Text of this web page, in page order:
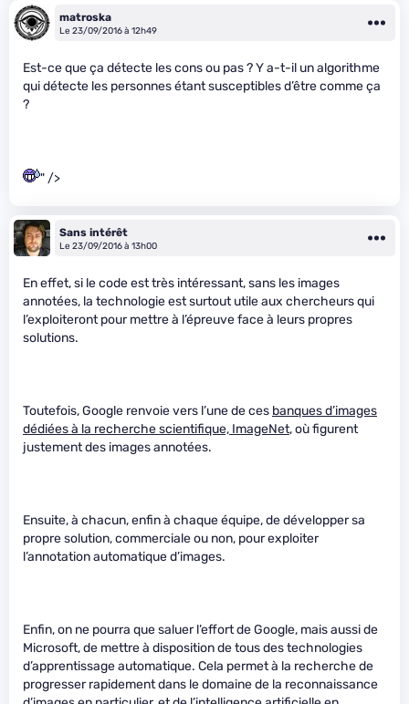
matroska
Le 23/09/2016 à 12h49
Est-ce que ça détecte les cons ou pas ? Y a-t-il un algorithme
qui détecte les personnes étant susceptibles d’être comme ça
?
" />
Sans intérêt
Le 23/09/2016 à 13h00
En effet, si le code est très intéressant, sans les images
annotées, la technologie est surtout utile aux chercheurs qui
l’exploiteront pour mettre à l’épreuve face à leurs propres
solutions.
Toutefois, Google renvoie vers l’une de ces banques d’images
dédiées à la recherche scientifique, ImageNet, où figurent
justement des images annotées.
Ensuite, à chacun, enfin à chaque équipe, de développer sa
propre solution, commerciale ou non, pour exploiter
l’annotation automatique d’images.
Enfin, on ne pourra que saluer l’effort de Google, mais aussi de
Microsoft, de mettre à disposition de tous des technologies
d’apprentissage automatique. Cela permet à la recherche de
progresser rapidement dans le domaine de la reconnaissance